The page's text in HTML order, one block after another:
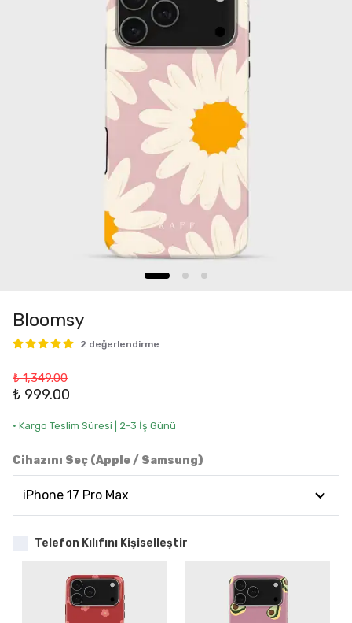
Bloomsy
2 değerlendirme
₺ 1,349.00
₺ 999.00
• Kargo Teslim Süresi | 2-3 İş Günü
Cihazını Seç (Apple / Samsung)
Telefon Kılıfını Kişiselleştir